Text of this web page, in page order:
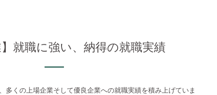
】就職に強い、納得の就職実績
多くの上場企業そして優良企業への就職実績を積み上げていま